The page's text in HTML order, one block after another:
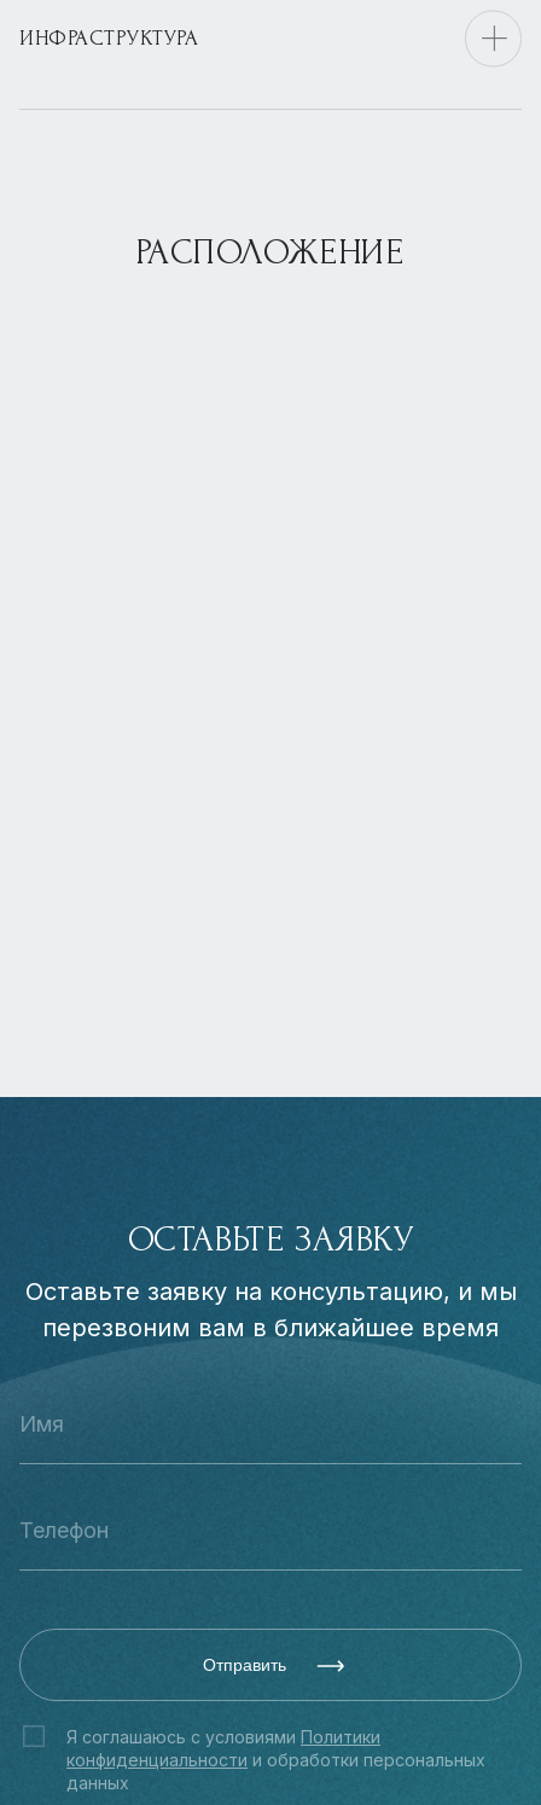
ИНФРАСТРУКТУРА
РАСПОЛОЖЕНИЕ
ОСТАВЬТЕ ЗАЯВКУ
Оставьте заявку на консультацию, и мы
перезвоним вам в ближайшее время
Отправить
Я соглашаюсь с условиями Политики
конфиденциальности и обработки персональных
данных